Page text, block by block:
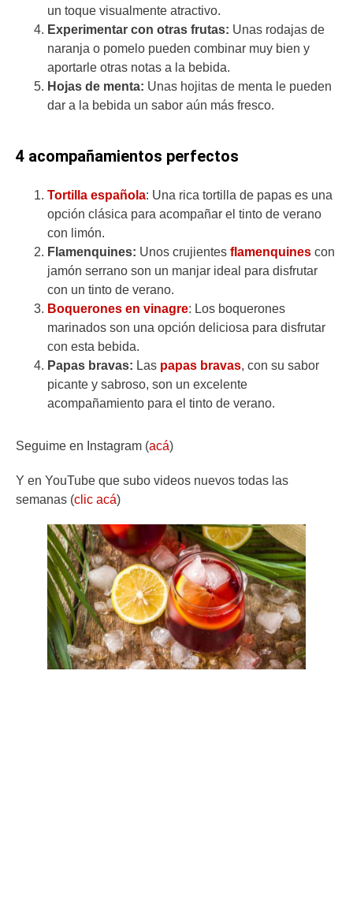
un toque visualmente atractivo.
Experimentar con otras frutas: Unas rodajas de
naranja o pomelo pueden combinar muy bien y
aportarle otras notas a la bebida.
Hojas de menta: Unas hojitas de menta le pueden
dar a la bebida un sabor aún más fresco.
4 acompañamientos perfectos
Tortilla española: Una rica tortilla de papas es una
opción clásica para acompañar el tinto de verano
con limón.
Flamenquines: Unos crujientes flamenquines con
jamón serrano son un manjar ideal para disfrutar
con un tinto de verano.
Boquerones en vinagre: Los boquerones
marinados son una opción deliciosa para disfrutar
con esta bebida.
Papas bravas: Las papas bravas, con su sabor
picante y sabroso, son un excelente
acompañamiento para el tinto de verano.
Seguime en Instagram (acá)
Y en YouTube que subo videos nuevos todas las
semanas (clic acá)